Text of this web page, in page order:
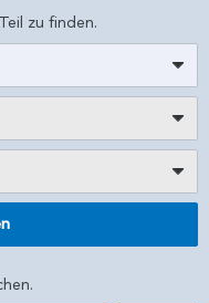
zu finden.